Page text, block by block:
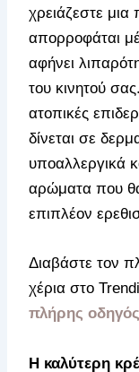
χρειάζεστε
απορροφάται
αφήνει
του κινητού
ατοπικές
δίνεται σε
υποαλλεργικά
αρώματα που
επιπλέον
Διαβάστε τον
χέρια στο
πλήρης
Η καλύτερη